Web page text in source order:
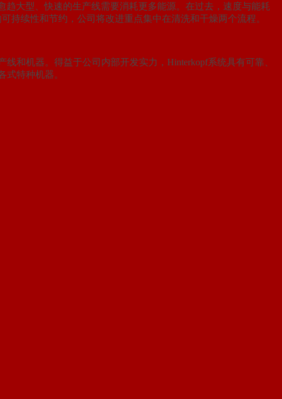
趋大型、快速的生产线需要消耗更多能源。在过去，速度与能耗
持续性和节约，公司将改进重点集中在清洗和干燥两个流程。
和机器。得益于公司内部开发实力，Hinterkopf系统具有可靠、
式特种机器。